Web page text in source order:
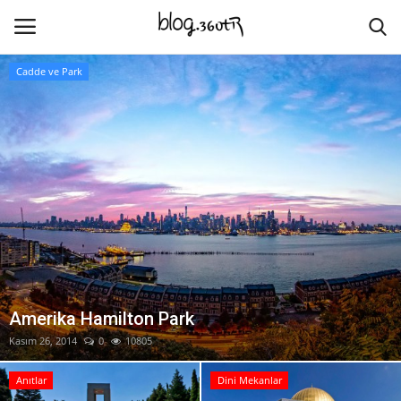
Ana Sayfa
İletişim
Kültür
Doğa & Deniz
Şehir Mekanları
Ticari Mekanlar
Lisan
Cadde ve Park
Amerika Hamilton Park
Kasım 26, 2014 0 10805
Anıtlar Dini Mekanlar